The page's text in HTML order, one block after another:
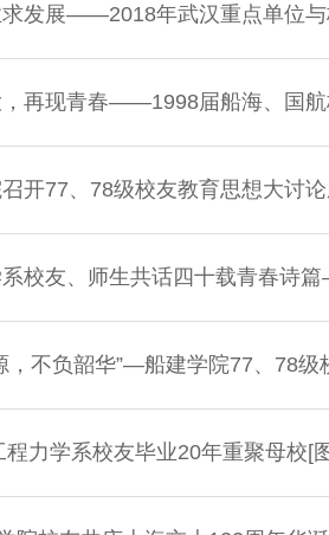
求发展——2018年武汉重点单位
，再现青春——1998届船海、国
召开77、78级校友教育思想大讨
系校友、师生共话四十载青春诗
，不负韶华”—船建学院77、78级
程力学系校友毕业20年重聚母校[